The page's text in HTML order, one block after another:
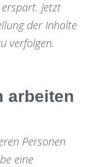
Jetzt
der Inhalte
verfolgen.
arbeiten
Personen
eine